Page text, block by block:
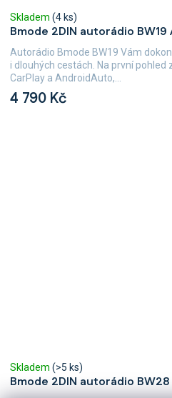
Bmode 2DIN autorádio BW19
Skladem (4 ks)
4 790 Kč
Autorádio Bmode BW19 Vám
i dlouhých cestách. Na první
CarPlay a AndroidAuto,...
Bmode 2DIN autorádio BW28
Skladem (>5 ks)